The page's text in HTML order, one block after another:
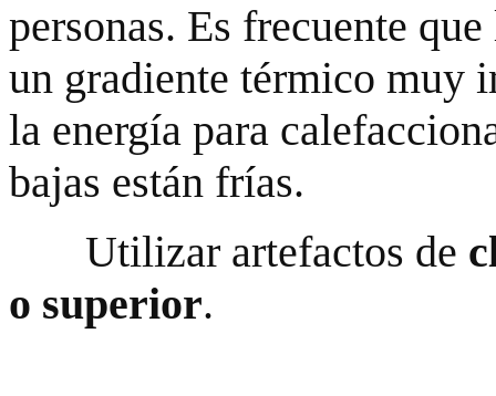
personas. Es frecuente
un gradiente térmico muy
la energía para
bajas están frías.
Utilizar artefactos de
o superior.